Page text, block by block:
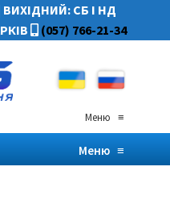
ВИХІДНИЙ: СБ І НД
(057) 766-21-34
Меню≡
Меню≡